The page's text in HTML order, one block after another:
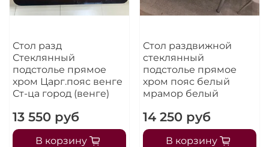
Стол разд
Стеклянный
подстолье прямое
хром Царг.пояс венге
Ст-ца город (венге)
13 550 руб
В корзину
Стол раздвижной
стеклянный
подстолье прямое
хром пояс белый
мрамор белый
14 250 руб
В корзину